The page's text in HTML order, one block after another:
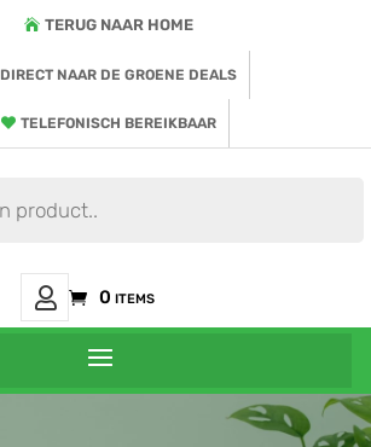
TERUG NAAR HOME
DIRECT NAAR DE GROENE DEALS
TELEFONISCH BEREIKBAAR
Mijn
0 items